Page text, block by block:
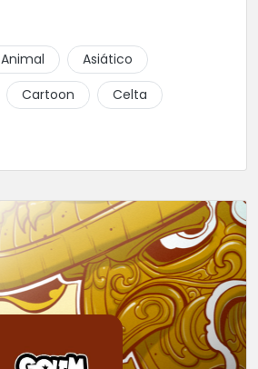
Animal
Asiático
Cartoon
Celta